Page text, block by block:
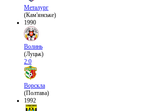
Металург
(Кам'янське)
1990
Волинь
(Луцьк)
2:0
Ворскла
(Полтава)
1992